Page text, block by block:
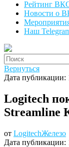
Рейтинг
Новости о
Наш
'Найти:
Вернуться
Дата публикации:
Logitech
Streamline
от LogitechЖелезо
Дата публикации: